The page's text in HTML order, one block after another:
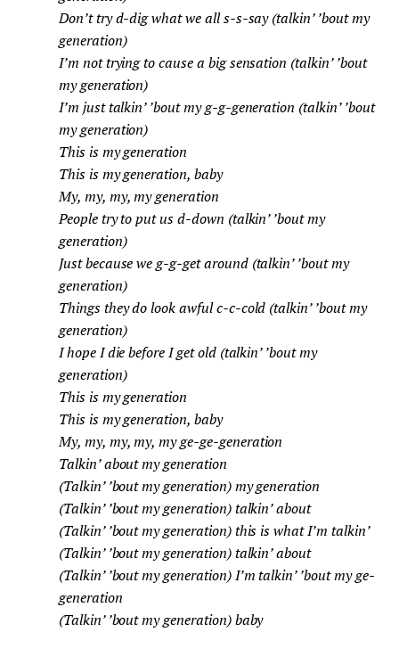
Don’t try d-dig what we all s-s-say (talkin’ ’bout my
generation)
I’m not trying to cause a big sensation (talkin’ ’bout
my generation)
I’m just talkin’ ’bout my g-g-generation (talkin’ ’bout
my generation)
This is my generation
This is my generation, baby
My, my, my, my generation
People try to put us d-down (talkin’ ’bout my
generation)
Just because we g-g-get around (talkin’ ’bout my
generation)
Things they do look awful c-c-cold (talkin’ ’bout my
generation)
I hope I die before I get old (talkin’ ’bout my
generation)
This is my generation
This is my generation, baby
My, my, my, my, my ge-ge-generation
Talkin’ about my generation
(Talkin’ ’bout my generation) my generation
(Talkin’ ’bout my generation) talkin’ about
(Talkin’ ’bout my generation) this is what I’m talkin’
(Talkin’ ’bout my generation) talkin’ about
(Talkin’ ’bout my generation) I’m talkin’ ’bout my ge-
generation
(Talkin’ ’bout my generation) baby